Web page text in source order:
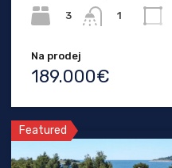
3
1
Na prodej
189.000€
Featured